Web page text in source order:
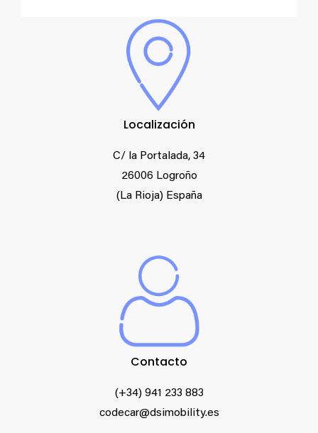
Localización
C/ la Portalada, 34
26006 Logroño
(La Rioja) España
Contacto
(+34) 941 233 883
codecar@dsimobility.es